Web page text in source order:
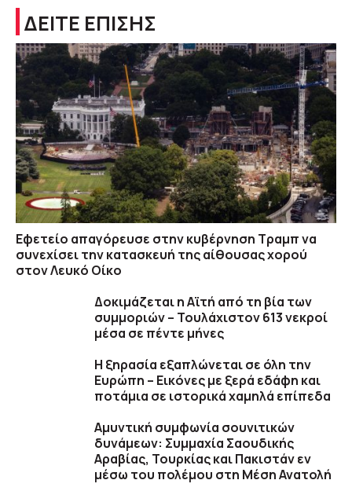
ΔΕΙΤΕ ΕΠΙΣΗΣ
Εφετείο απαγόρευσε στην κυβέρνηση Τραμπ να
συνεχίσει την κατασκευή της αίθουσας χορού
στον Λευκό Οίκο
Δοκιμάζεται η Αϊτή από τη βία των
συμμοριών – Τουλάχιστον 613 νεκροί
μέσα σε πέντε μήνες
Η ξηρασία εξαπλώνεται σε όλη την
Ευρώπη – Εικόνες με ξερά εδάφη και
ποτάμια σε ιστορικά χαμηλά επίπεδα
Αμυντική συμφωνία σουνιτικών
δυνάμεων: Συμμαχία Σαουδικής
Αραβίας, Τουρκίας και Πακιστάν εν
μέσω του πολέμου στη Μέση Ανατολή